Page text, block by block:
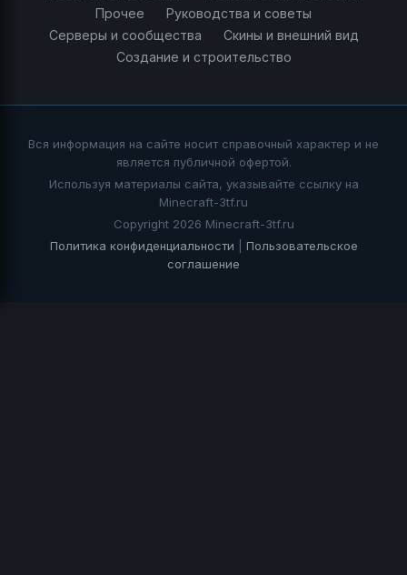
Прочее
Руководства и советы
Серверы и сообщества
Скины и внешний вид
Создание и строительство
Вся информация на сайте носит справочный характер и не
является публичной офертой.
Используя материалы сайта, указывайте ссылку на
Minecraft-3tf.ru
Copyright 2026 Minecraft-3tf.ru
Политика конфиденциальности
Пользовательское
соглашение